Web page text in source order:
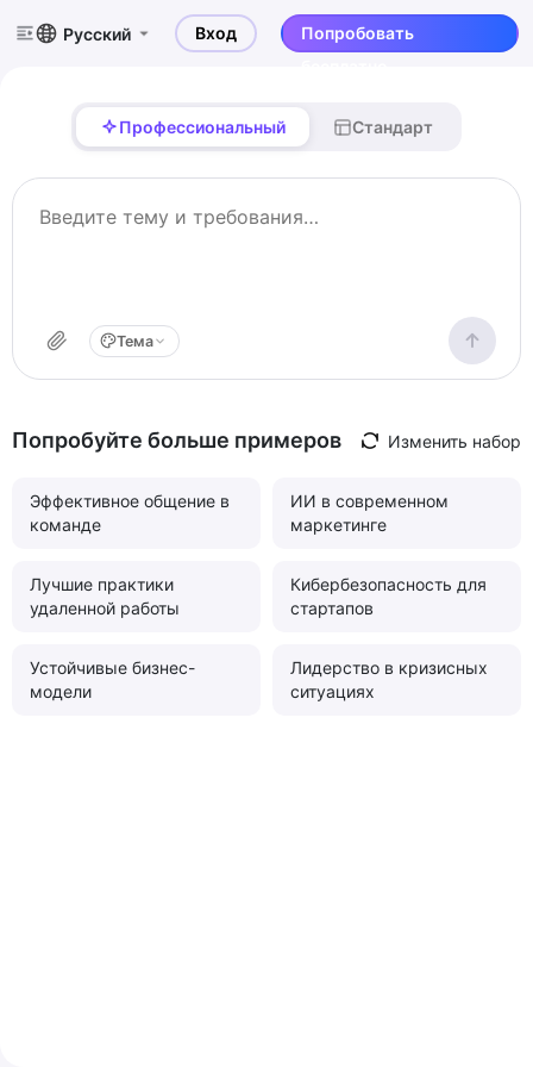
Русский Вход
Попробовать
Профессиональный Стандарт
Тема
Попробуйте больше примеров Изменить набор
Эффективное общение в
команде
ИИ в современном
маркетинге
Лучшие практики
удаленной работы
Кибербезопасность для
стартапов
Устойчивые бизнес-
модели
Лидерство в кризисных
ситуациях